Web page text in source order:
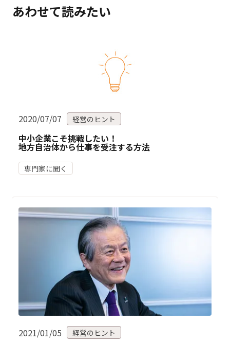
あわせて読みたい
2020/07/07 経営のヒント
中小企業こそ挑戦したい！
地方自治体から仕事を受注する方法
専門家に聞く
2021/01/05 経営のヒント